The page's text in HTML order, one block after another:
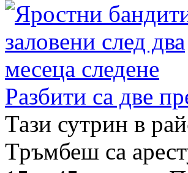
Разбити са две
Тази сутрин в
Тръмбеш са